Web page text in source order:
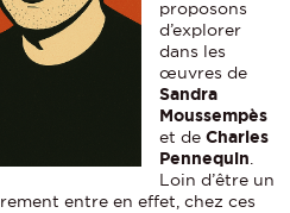
proposons
d’explorer
dans les
œuvres de
Sandra
Moussempès
et deCharles
Pennequin
Loin d’être un
entre en effet, chez ces